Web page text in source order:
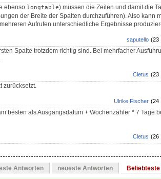
ebenso longtable) müssen die Zeilen und damit die
der Breite der Spalten durchzuführen). Also kann
Aufrufen unterschiedliche Ergebnisse
(23
saputello
Spalte trotzdem richtig sind. Bei mehrfacher
(23
Cletus
zurücksetzt.
(24
Ulrike Fischer
besten als Ausgangsdatum + Wochenzähler * 7 Tage
(26
Cletus
Antworten neueste Antworten